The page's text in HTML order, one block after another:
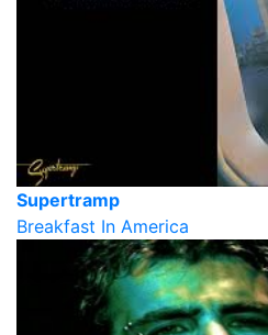
Supertramp
Breakfast In America